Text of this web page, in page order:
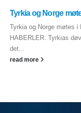
Tyrkia og Norge
Tyrkia og Norge møtes
HABERLER. Tyrkias
det...
read more